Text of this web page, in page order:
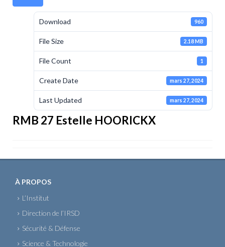
Download 960
File Size 2.18 MB
File Count 1
Create Date mars 27, 2024
Last Updated mars 27, 2024
RMB 27 Estelle HOORICKX
À PROPOS
L’Institut
Direction de l’IRSD
Sécurité & Défense
Science & Technologie